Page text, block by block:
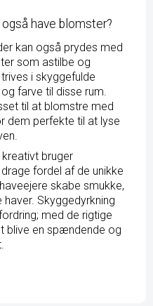
have blomster?
kan også prydes med
som astilbe og
i skyggefulde
farve til disse rum.
til at blomstre med
dem perfekte til at lyse
bruger
fordel af de unikke
skabe smukke,
Skyggedyrkning
med de rigtige
blive en spændende og